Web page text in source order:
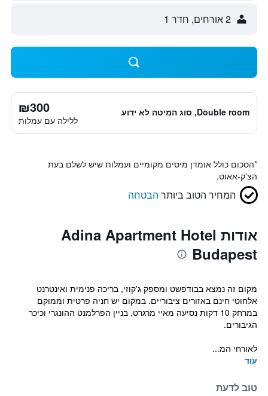
2 אורחים, חדר 1
Double room, סוג המיטה לא ידוע ₪300
ללילה עם עמלות
*הסכום כולל אומדן מיסים מקומיים ועמלות שיש לשלם בעת
הצ'ק-אאוט.
המחיר הטוב ביותר הבטחה
אודות Adina Apartment Hotel
Budapest
מקום זה נמצא בבודפשט ומספק ג'קוזי, בריכה פנימית ואינטרנט
אלחוטי חינם באזורים ציבוריים. במקום יש חניה פרטית וממוקם
במרחק 10 דקות נסיעה מאיי מרגרט, בניין הפרלמנט ההונגרי וכיכר
הגיבורים.
לאורחי המ...
עוד
טוב לדעת